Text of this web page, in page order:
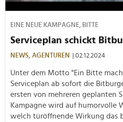
EINE NEUE KAMPAGNE, BITTE
Serviceplan schickt
NEWS, AGENTUREN | 02.12.2024
Unter dem Motto "Ein Bitte
Serviceplan ab sofort die
ersten von mehreren geplanten
Kampagne wird auf humorvolle
welch türöffnende Wirkung das